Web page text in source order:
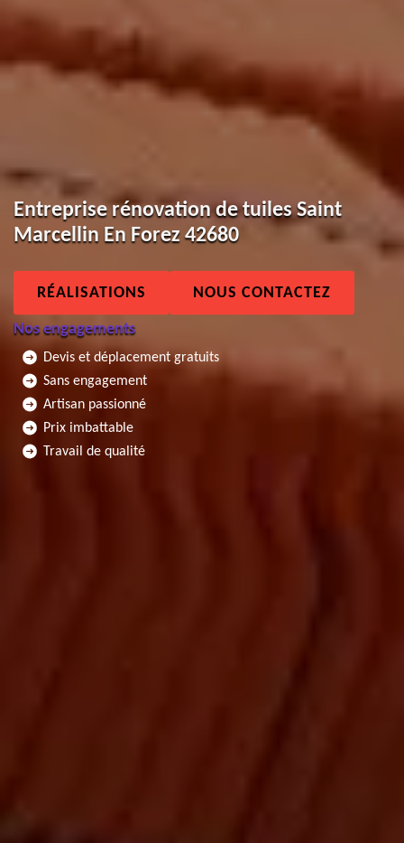
Entreprise rénovation de tuiles Saint
Marcellin En Forez 42680
RÉALISATIONS NOUS CONTACTEZ
Nos engagements
Devis et déplacement gratuits
Sans engagement
Artisan passionné
Prix imbattable
Travail de qualité